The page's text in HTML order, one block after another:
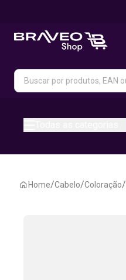
Home/Cabelo/Coloração/